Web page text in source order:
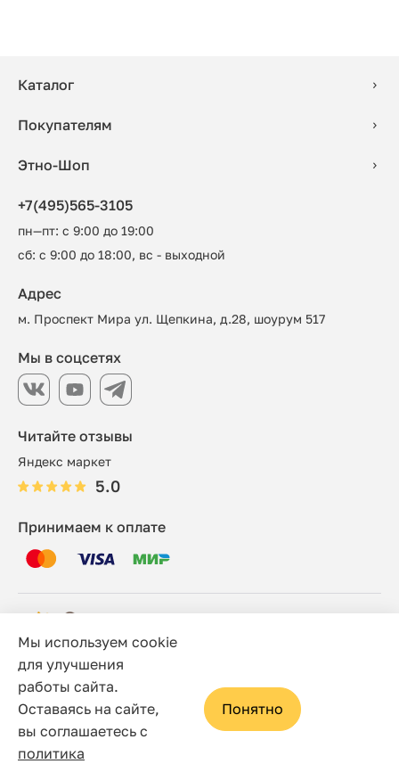
Каталог
Покупателям
Этно-Шоп
+7(495)565-3105
пн—пт: с 9:00 до 19:00
сб: с 9:00 до 18:00, вс - выходной
Читайте отзывы
Яндекс маркет
5.0
Адрес
м. Проспект Мира ул. Щепкина, д.28, шоурум 517
Принимаем к оплате
Мы в соцсетях
© 2006 - 2026 Этно-шоп, Интернет-магазин
Политика конфиденциальности
Сайт носит исключительно информационный характер, и
ни при каких условиях не является публичной офертой,
определяемой положениями статьи 437(2) Гражданского
Мы используем cookie
для улучшения
работы сайта.
Оставаясь на сайте,
вы соглашаетесь с
политика
Понятно